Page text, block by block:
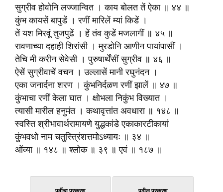
सुग्रीव होवोनि लज्जान्वित । काय बोलत तें ऐका ॥ ४४ ॥
कुंभ कायसें बापुडें । रणीं मारिलें म्यां किडें ।
तें यश मिरवूं तुजपुढें । हें तंव कुडें मजलागीं ॥ ४५ ॥
रावणाच्या दहाही शिरांसी । मुरडोनि आणीन पायांपासीं ।
तेचि मी करीन सेवेसी । पुरुषार्थेंसीं सुग्रीव ॥ ४६ ॥
ऐसें सुग्रीवाचें वचन । उल्लासें मानी रघुनंदन ।
एका जनार्दना शरण । कुंभनिर्दळण रणीं झालें ॥ ४७ ॥
कुंभाचा रणीं केला घात । क्षोभला निकुंभ विख्यात ।
त्यासी मारील हनुमंत । कथावृत्तांत अवधारा ॥ १४८ ॥
स्वस्ति श्रीभावार्थरामायणे युद्धकांडे एकाकारटीकायां
कुंभवधो नाम चतुस्त्रिंशत्तमोऽध्यायः ॥ ३४ ॥
ओंव्या ॥ १४८ ॥ श्लोक ॥ ३९ ॥ एवं ॥ १८७ ॥